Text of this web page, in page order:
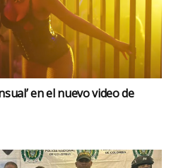
en el nuevo video de